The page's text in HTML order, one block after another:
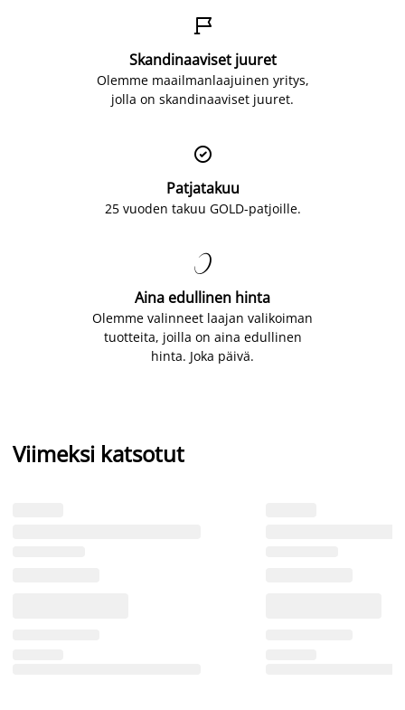

Skandinaaviset juuret
Olemme maailmanlaajuinen yritys,
jolla on skandinaaviset juuret.

Patjatakuu
25 vuoden takuu GOLD-patjoille.

Aina edullinen hinta
Olemme valinneet laajan valikoiman
tuotteita, joilla on aina edullinen
hinta. Joka päivä.
Viimeksi katsotut